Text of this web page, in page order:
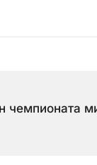
чемпионата